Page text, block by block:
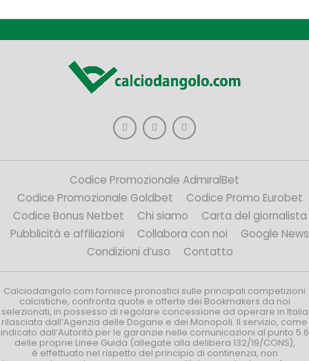
Codice Promozionale AdmiralBet
Codice Promozionale Goldbet
Codice Promo Eurobet
Codice Bonus Netbet
Chi siamo
Carta del giornalista
Pubblicità e affiliazioni
Collabora con noi
Google News
Condizioni d’uso
Contatto
Calciodangolo.com fornisce pronostici sulle principali competizioni
calcistiche, confronta quote e offerte dei Bookmakers da noi
selezionati, in possesso di regolare concessione ad operare in Italia
rilasciata dall’Agenzia delle Dogane e dei Monopoli. Il servizio, come
indicato dall’Autorità per le garanzie nelle comunicazioni al punto 5.6
delle proprie Linee Guida (allegate alla delibera 132/19/CONS),
è effettuato nel rispetto del principio di continenza, non